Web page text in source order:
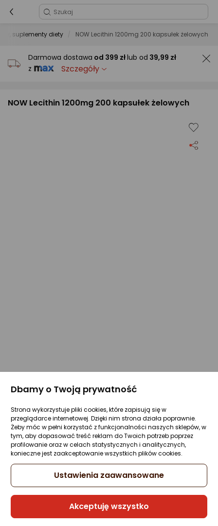
suplementy diety NOW Lecithin 1200mg 200 kapsułek żelowych
Darmowa dostawa od 399 złlub od 39,99 zł
z
Szczegóły
NOW Lecithin 1200mg 200 kapsułek żelowych
Dbamy o Twoją prywatność
Strona wykorzystuje pliki cookies, które zapisują się w
przeglądarce internetowej. Dzięki nim strona działa poprawnie.
Żeby móc w pełni korzystać z funkcjonalności naszych sklepów, w
tym, aby dopasować treść reklam do Twoich potrzeb poprzez
profilowanie oraz w celach statystycznych i analitycznych,
konieczne jest zaakceptowanie wszystkich plików cookies.
Ustawienia zaawansowane
Akceptuję wszystko